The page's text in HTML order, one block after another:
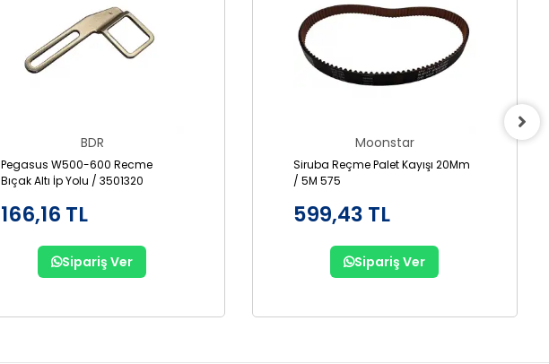
BDR
Pegasus W500-600 Recme
Bıçak Altı İp Yolu / 3501320
166,16 TL
Sipariş Ver
Moonstar
Siruba Reçme Palet Kayışı 20Mm
/ 5M 575
599,43 TL
Sipariş Ver